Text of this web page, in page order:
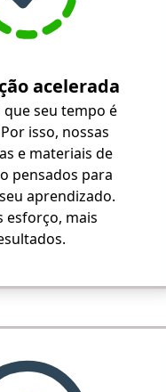
acelerada
que seu tempo é
isso, nossas
e materiais de
pensados para
aprendizado.
esforço, mais